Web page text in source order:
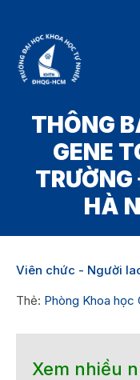
THÔNG
GENE
HÀ
Viên chức - Người
Thẻ: Phòng Khoa học
Xem nhiều